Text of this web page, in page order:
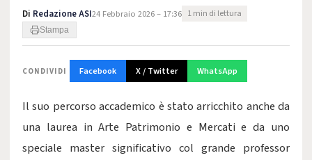
Di Redazione ASI24 Febbraio 2026 – 17:36 1 min di lettura
Stampa
CONDIVIDI Facebook X / Twitter WhatsApp
Il suo percorso accademico è stato arricchito anche da
una laurea in Arte Patrimonio e Mercati e da uno
speciale master significativo col grande professor